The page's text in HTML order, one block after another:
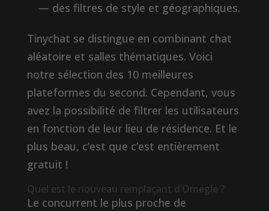
— des filtres de style et géographiques.
Tinychat se distingue en combinant chat
aléatoire et salles thématiques. Voici
notre sélection des 10 meilleures
plateformes du second. Cependant, vous
avez la possibilité de filtrer les utilisateurs
en fonction de leur lieu de résidence. Et le
plus beau, c’est que c’est entièrement
gratuit !
Quel est le nouveau remplaçant d’Omegle ?
Le concurrent le plus proche de